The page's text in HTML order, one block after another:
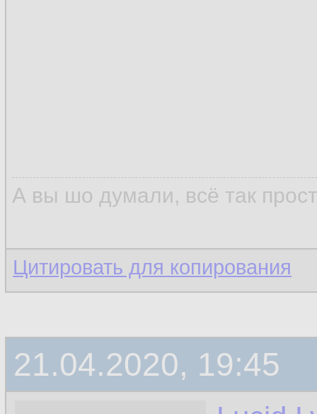
А вы шо думали, всё так
Цитировать для копирования
21.04.2020, 19:45